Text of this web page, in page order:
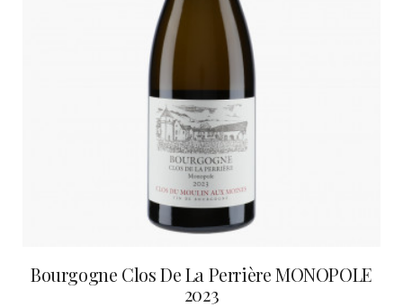
Bourgogne Clos De La Perrière MONOPOLE
2023